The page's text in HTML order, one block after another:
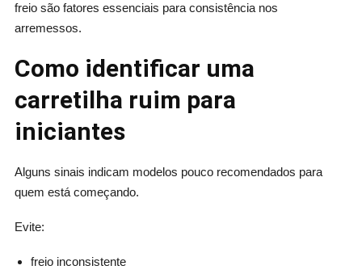
freio são fatores essenciais para consistência nos
arremessos.
Como identificar uma
carretilha ruim para
iniciantes
Alguns sinais indicam modelos pouco recomendados para
quem está começando.
Evite:
freio inconsistente